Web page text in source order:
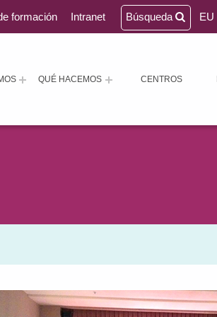
QUÉ HACEMOS CENTROS
formación Intranet Búsqueda EU